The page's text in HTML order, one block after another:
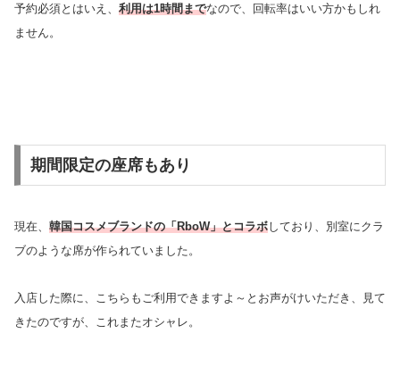
予約必須とはいえ、 利用は1時間までなので、回転率はいい方かもしれ
ません。
期間限定の座席もあり
現在、 韓国コスメブランドの「RboW」とコラボしており、別室にクラ
ブのような席が作られていました。
入店した際に、こちらもご利用できますよ～とお声がけいただき、見て
きたのですが、これまたオシャレ。